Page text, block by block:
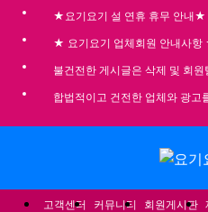
★요기요기 설 연휴 휴무 안내★
★ 요기요기 업체회원 안내사항
불건전한 게시글은 삭제 및 회원
합법적이고 건전한 업체와 광고
고객센터 커뮤니티 회원게시판